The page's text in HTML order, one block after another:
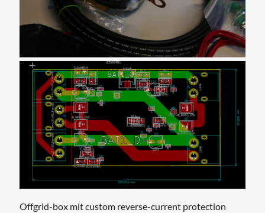
Offgrid-box mit custom reverse-current protection